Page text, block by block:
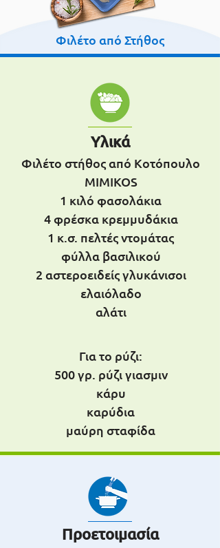
Φιλέτο από Στήθος
Υλικά
Φιλέτο στήθος από Κοτόπουλο
MIMIKOS
1 κιλό φασολάκια
4 φρέσκα κρεμμυδάκια
1 κ.σ. πελτές ντομάτας
φύλλα βασιλικού
2 αστεροειδείς γλυκάνισοι
ελαιόλαδο
αλάτι
Για το ρύζι:
500 γρ. ρύζι γιασμιν
κάρυ
καρύδια
μαύρη σταφίδα
Προετοιμασία